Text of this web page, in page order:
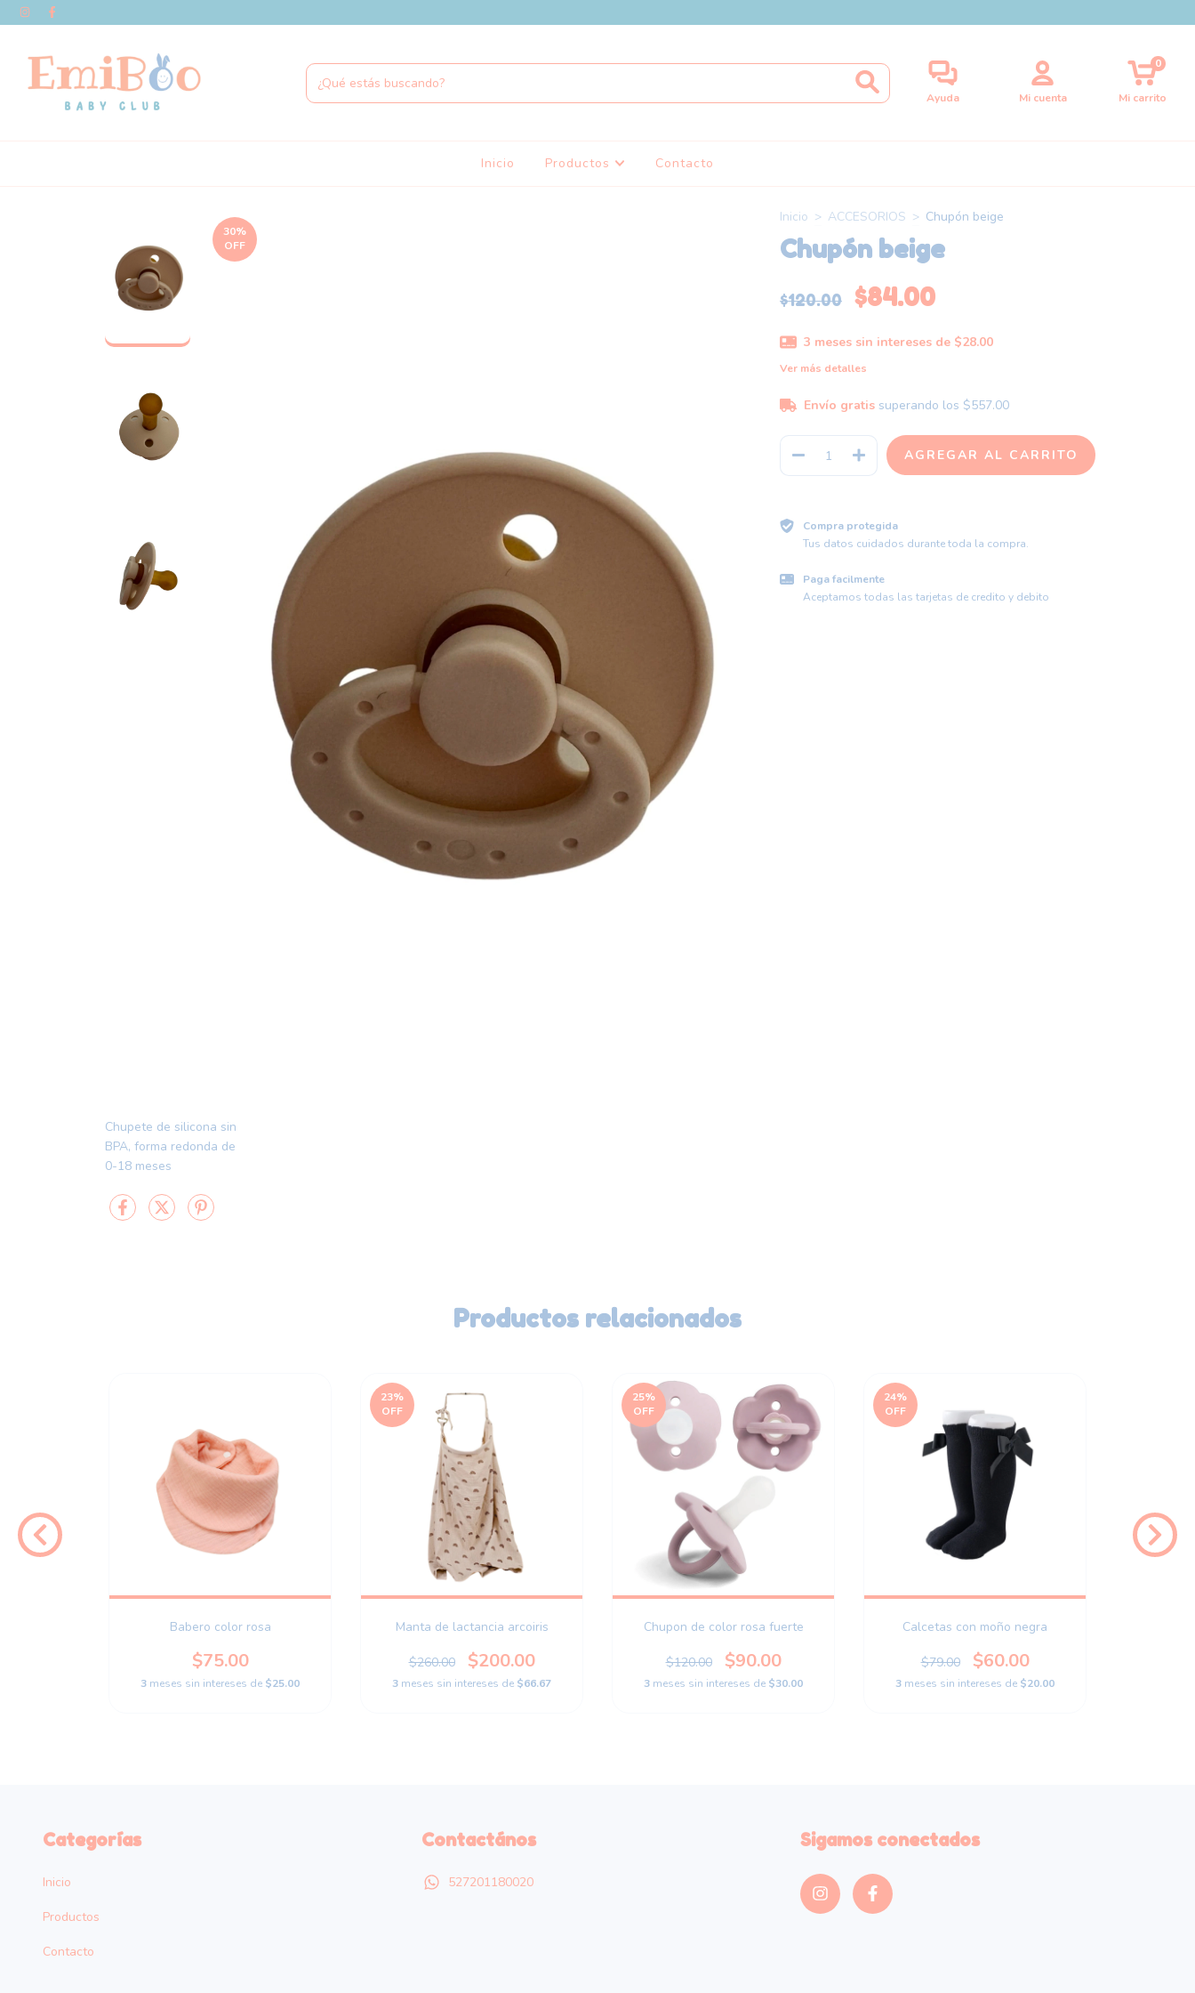
Ayuda Mi cuenta Mi carrito
0
Inicio Productos Contacto
30%
OFF
Chupete de silicona sin
BPA, forma redonda de
0-18 meses
Inicio > ACCESORIOS > Chupón beige
Chupón beige
$120.00 $84.00
3 meses sin intereses de $28.00
Ver más detalles
Envío gratis superando los $557.00
Compra protegida
Tus datos cuidados durante toda la compra.
Paga facilmente
Aceptamos todas las tarjetas de credito y debito
Productos relacionados
Babero color rosa
$75.00
3 meses sin intereses de $25.00
23%
OFF
Manta de lactancia arcoiris
$260.00 $200.00
3 meses sin intereses de $66.67
25%
OFF
Chupon de color rosa fuerte
$120.00 $90.00
3 meses sin intereses de $30.00
24%
OFF
Calcetas con moño negra
$79.00 $60.00
3 meses sin intereses de $20.00
Categorías
Inicio
Productos
Contacto
Contactános
527201180020
Sigamos conectados